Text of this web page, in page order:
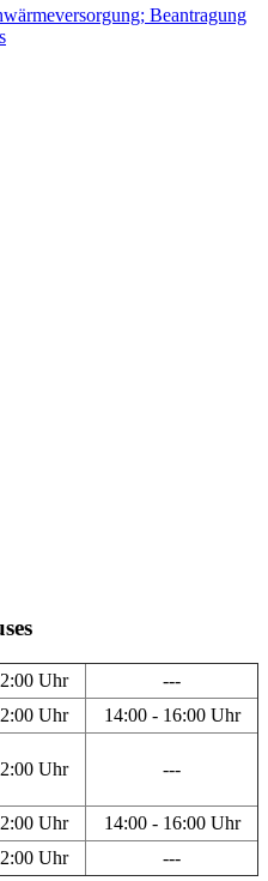
Beantragung
Uhr
---
Uhr 14:00 - 16:00 Uhr
Uhr ---
Uhr
14:00 - 16:00 Uhr
Uhr ---